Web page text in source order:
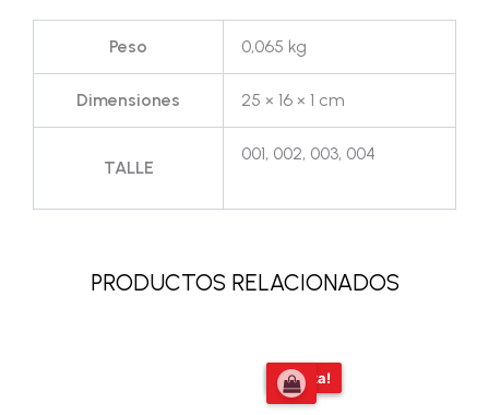
Peso 0,065 kg
Dimensiones 25 × 16 × 1 cm
TALLE
001, 002, 003, 004
PRODUCTOS RELACIONADOS
¡Oferta!
¡Oferta!